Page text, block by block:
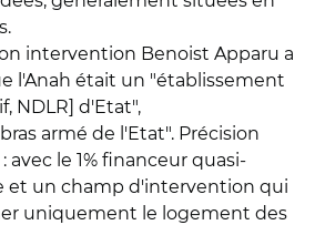
intervention Benoist Apparu a
l'Anah était un "établissement
NDLR] d'Etat",
armé de l'Etat". Précision
avec le 1% financeur quasi-
et un champ d'intervention qui
uniquement le logement des